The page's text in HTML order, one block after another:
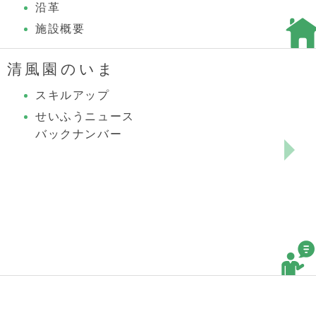
沿革
施設概要
清風園のいま
スキルアップ
せいふうニュース
バックナンバー